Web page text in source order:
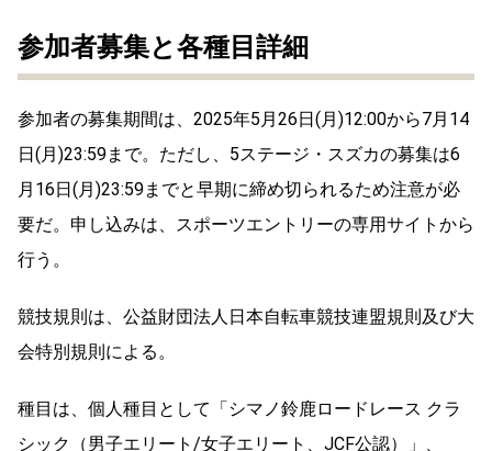
参加者募集と各種目詳細
参加者の募集期間は、2025年5月26日(月)12:00から7月14
日(月)23:59まで。ただし、5ステージ・スズカの募集は6
月16日(月)23:59までと早期に締め切られるため注意が必
要だ。申し込みは、スポーツエントリーの専用サイト から
行う。
競技規則は、公益財団法人日本自転車競技連盟規則及び大
会特別規則による。
種目は、個人種目として「シマノ鈴鹿ロードレース クラ
シック（男子エリート/女子エリート、JCF公認）」、